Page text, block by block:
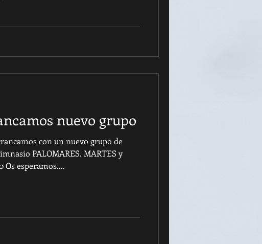
nuevo grupo
con un nuevo grupo de
PALOMARES. MARTES y
Os esperamos....